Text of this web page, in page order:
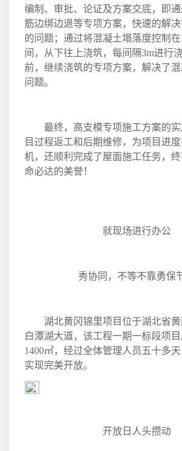
编制、审批、论证及方案交底，即
筋边绑边退等专项方案，快速的解
的问题；通过将混凝土塌落度控制在
间，从下往上浇筑，每间隔3m进行
前，继续浇筑的专项方案，解决了
问题。
最终，高支模专项施工方案的
目过程返工和后期维修，为项目进
机，还顺利完成了屋面施工任务，
命必达的美誉！
就现场进行办公
秀协同，不等不靠勇保
湖北黄冈锦里项目位于湖北省
白潭湖大道，该工程一期一标段项
1400㎡，经过全体管理人员五十多
实现完美开放。
开放日人头攒动